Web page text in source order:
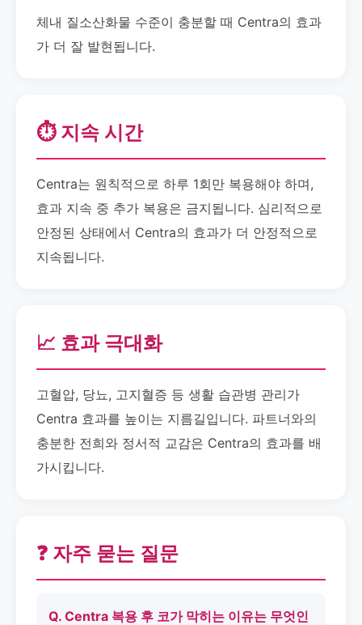
체내 질소산화물 수준이 충분할 때 Centra의 효과
가 더 잘 발현됩니다.
⏱️ 지속 시간
Centra는 원칙적으로 하루 1회만 복용해야 하며,
효과 지속 중 추가 복용은 금지됩니다. 심리적으로
안정된 상태에서 Centra의 효과가 더 안정적으로
지속됩니다.
📈 효과 극대화
고혈압, 당뇨, 고지혈증 등 생활 습관병 관리가
Centra 효과를 높이는 지름길입니다. 파트너와의
충분한 전희와 정서적 교감은 Centra의 효과를 배
가시킵니다.
❓ 자주 묻는 질문
Q. Centra 복용 후 코가 막히는 이유는 무엇인